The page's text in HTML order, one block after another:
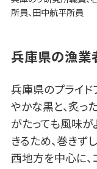
所員、田中航平所員
兵庫県の漁業
兵庫県のプライド
やかな黒と、炙っ
がたっても風味が
きるため、巻きず
西地方を中心に、